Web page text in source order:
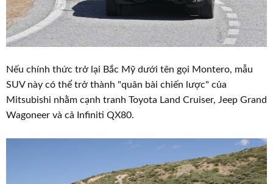
Nếu chính thức trở lại Bắc Mỹ dưới tên gọi Montero, mẫu
SUV này có thể trở thành "quân bài chiến lược" của
Mitsubishi nhằm cạnh tranh Toyota Land Cruiser, Jeep Grand
Wagoneer và cả Infiniti QX80.